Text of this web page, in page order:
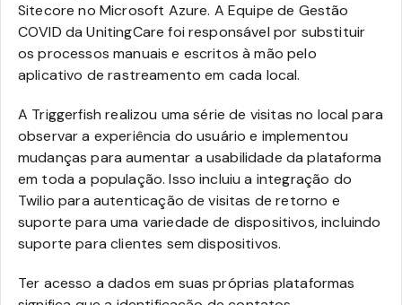
Sitecore no Microsoft Azure. A Equipe de Gestão
COVID da UnitingCare foi responsável por substituir
os processos manuais e escritos à mão pelo
aplicativo de rastreamento em cada local.
A Triggerfish realizou uma série de visitas no local para
observar a experiência do usuário e implementou
mudanças para aumentar a usabilidade da plataforma
em toda a população. Isso incluiu a integração do
Twilio para autenticação de visitas de retorno e
suporte para uma variedade de dispositivos, incluindo
suporte para clientes sem dispositivos.
Ter acesso a dados em suas próprias plataformas